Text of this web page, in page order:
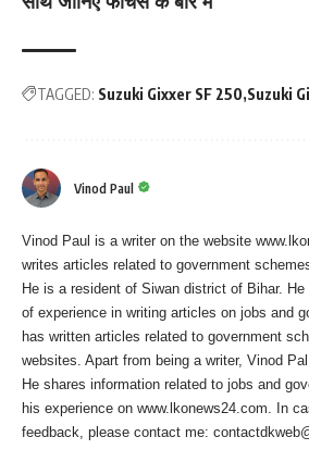
TAGGED: Suzuki Gixxer SF 250 Suzuki
Vinod Paul
Vinod Paul is a writer on the website
writes articles related to government
He is a resident of Siwan district of Bihar.
of experience in writing articles on jobs and
has written articles related to government
websites. Apart from being a writer, Vinod
He shares information related to jobs and
his experience on www.lkonews24.com. In
feedback, please contact me: